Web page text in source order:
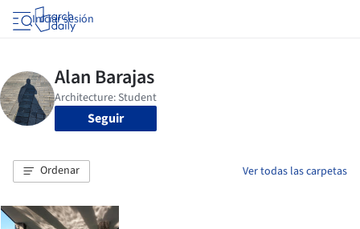
Iniciar sesión
Seguir
Ordenar Ver todas las carpetas